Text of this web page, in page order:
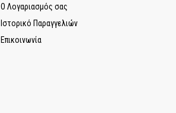
Ο Λογαριασμός σας
Ιστορικό Παραγγελιών
Επικοινωνία